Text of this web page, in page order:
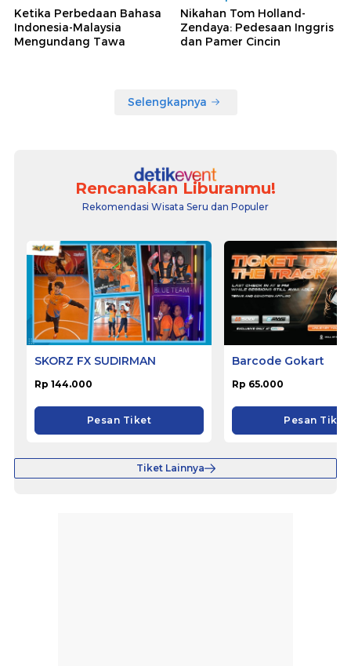
Ketika Perbedaan Bahasa
Indonesia-Malaysia
Mengundang Tawa
Nikahan Tom Holland-
Zendaya: Pedesaan Inggris
dan Pamer Cincin
Selengkapnya
Rencanakan Liburanmu!
Rekomendasi Wisata Seru dan Populer
SKORZ FX SUDIRMAN
Rp 144.000
Pesan Tiket
Barcode Gokart
Rp 65.000
Pesan Tiket
Tiket Lainnya